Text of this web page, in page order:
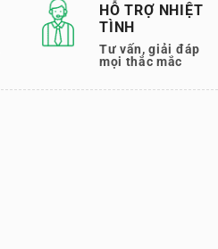
HỖ TRỢ NHIỆT
TÌNH
Tư vấn, giải đáp
mọi thắc mắc